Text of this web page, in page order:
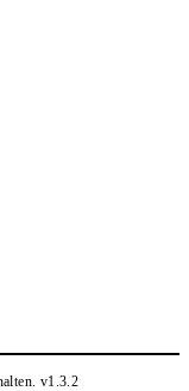
v1.3.2